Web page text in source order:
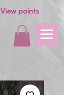
View points